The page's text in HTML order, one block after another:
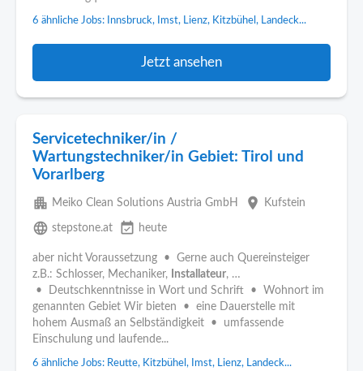
6 ähnliche Jobs: Innsbruck, Imst, Lienz, Kitzbühel, Landeck...
Jetzt ansehen
Servicetechniker/in /
Wartungstechniker/in Gebiet: Tirol und
Vorarlberg
apartment Meiko Clean Solutions Austria GmbH place Kufstein
language stepstone.at event_available heute
aber nicht Voraussetzung • Gerne auch Quereinsteiger
z.B.: Schlosser, Mechaniker,
Installateur, …
• Deutschkenntnisse in Wort und Schrift • Wohnort im
genannten Gebiet Wir bieten • eine Dauerstelle mit
hohem Ausmaß an Selbständigkeit • umfassende
Einschulung und laufende...
6 ähnliche Jobs: Reutte, Kitzbühel, Imst, Lienz, Landeck...